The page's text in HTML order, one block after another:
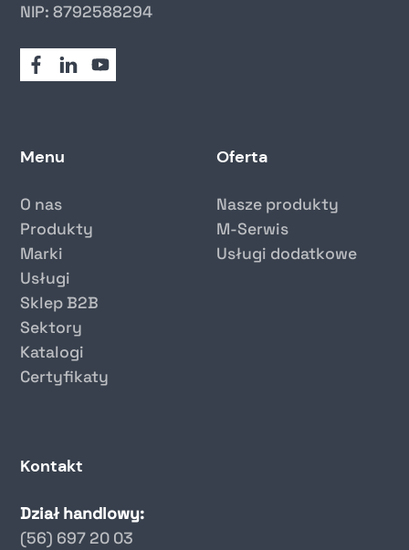
NIP: 8792588294
Menu
O nas
Produkty
Marki
Usługi
Sklep B2B
Sektory
Katalogi
Certyfikaty
Oferta
Nasze produkty
M-Serwis
Usługi dodatkowe
Kontakt
Dział handlowy:
(56) 697 20 03